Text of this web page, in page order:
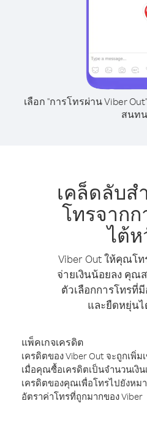
เลือก "การโทรผ่าน Viber
สนท
เคล็ดลับส
โทรจากก
ไต้
Viber Out ให้คุณโ
จ่ายเงินน้อยลง คุณ
ตัวเลือกการโทรที่
และยืดหยุ่นไ
แพ็คเกจเครดิต
เครดิตของ Viber Out จะถูกเพิ่
เมื่อคุณซื้อเครดิตเป็นจำนวนเงิ
เครดิตของคุณเพื่อโทรไปยังหม
อัตราค่าโทรที่ถูกมากของ Viber